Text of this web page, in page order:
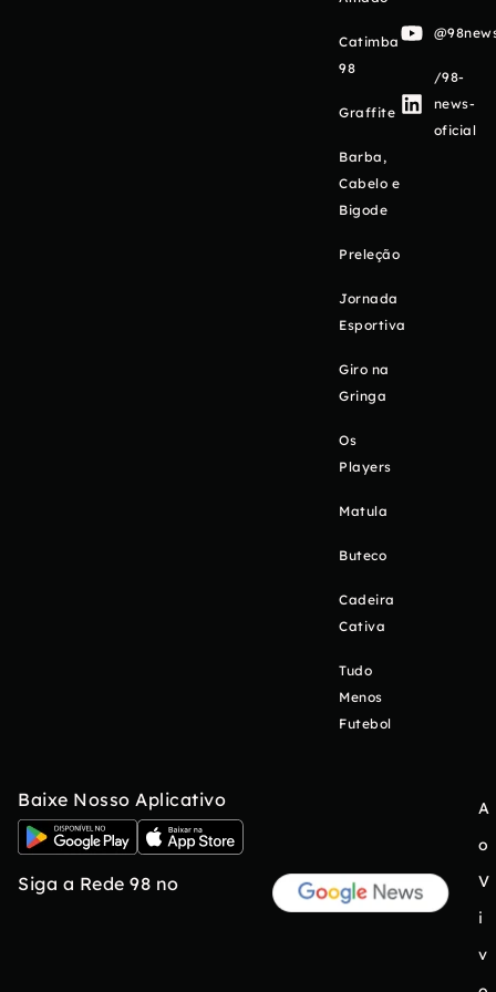
Catimba
98
Graffite
Barba,
Cabelo e
Bigode
Preleção
Jornada
Esportiva
Giro na
Gringa
Os
Players
Matula
Buteco
Cadeira
Cativa
Tudo
Menos
Futebol
/98-
news-
oficial
Baixe Nosso Aplicativo
Siga a Rede 98 no
A
o
V
i
v